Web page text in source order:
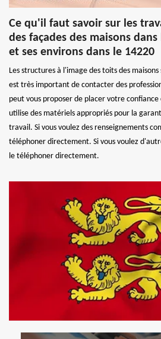
Ce qu'il faut savoir sur les
des façades des maisons
et ses environs dans le 14220
Les structures à l'image des toits des
est très important de contacter des
peut vous proposer de placer votre
utilise des matériels appropriés pour la
travail. Si vous voulez des renseignements
téléphoner directement. Si vous voulez
le téléphoner directement.